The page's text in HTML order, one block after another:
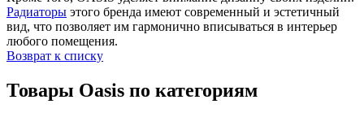
Радиаторы этого бренда имеют современный и эстетичный
вид, что позволяет им гармонично вписываться в интерьер
любого помещения.
Возврат к списку
Товары Oasis по категориям